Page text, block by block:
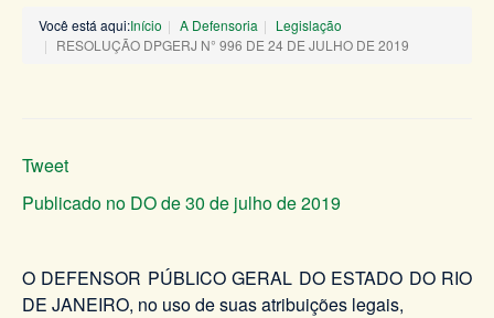
Você está aqui:Início A Defensoria
Legislação
RESOLUÇÃO DPGERJ N° 996 DE 24 DE JULHO DE 2019
Tweet
Publicado no DO de 30 de julho de 2019
O DEFENSOR PÚBLICO GERAL DO ESTADO DO RIO
DE JANEIRO, no uso de suas atribuições legais,